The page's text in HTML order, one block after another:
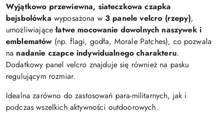
Wyjątkowo przewiewna, siateczkowa czapka
bejsbolówka wyposażona w3 panele velcro (rzepy),
umożliwiającełatwe mocowanie dowolnych naszywek i
emblematów (np. flagi, godła, Morale Patches), co pozwala
na nadanie czapce indywidualnego charakteru.
Dodatkowy panel velcro znajduje się również na pasku
regulującym rozmiar.
Idealna zarówno do zastosowań para-militarnych, jak i
podczas wszelkich aktywności outdoorowych.